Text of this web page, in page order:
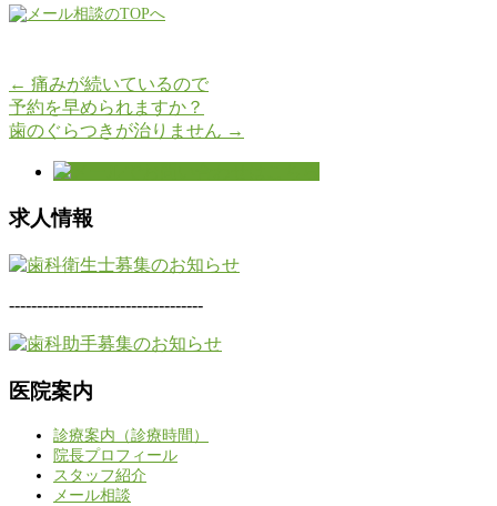
← 痛みが続いているので
予約を早められますか？
歯のぐらつきが治りません →
求人情報
-----------------------------------
医院案内
診療案内（診療時間）
院長プロフィール
スタッフ紹介
メール相談